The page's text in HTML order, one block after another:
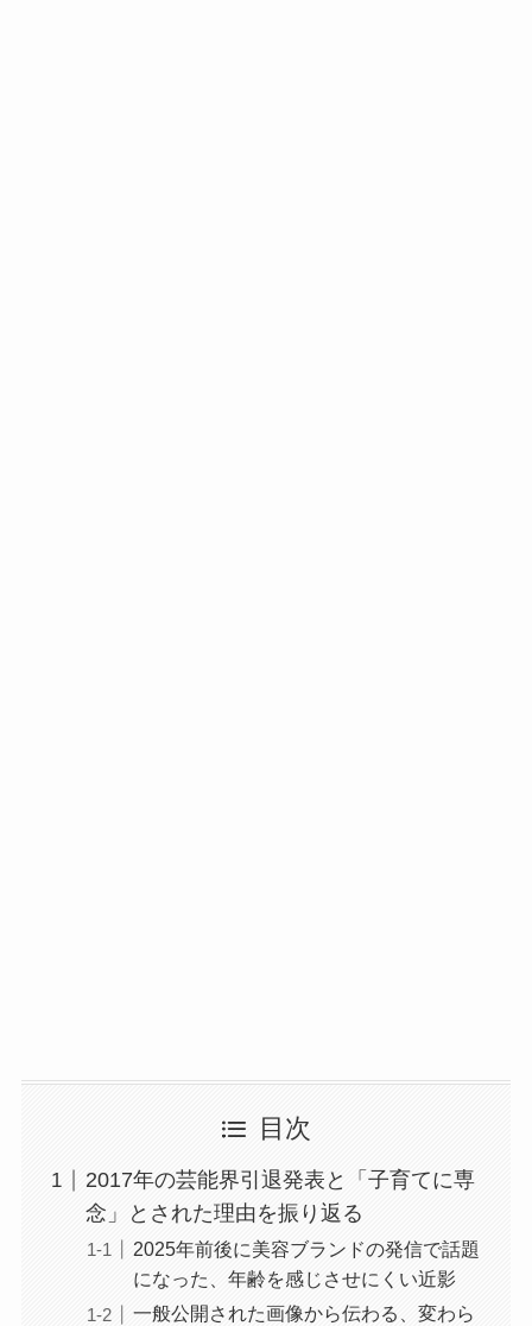
目次
2017年の芸能界引退発表と「子育てに専
念」とされた理由を振り返る
2025年前後に美容ブランドの発信で話題
になった、年齢を感じさせにくい近影
一般公開された画像から伝わる、変わら